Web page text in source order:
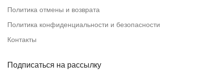
Политика отмены и возврата
Политика конфиденциальности и безопасности
Контакты
Подписаться на рассылку